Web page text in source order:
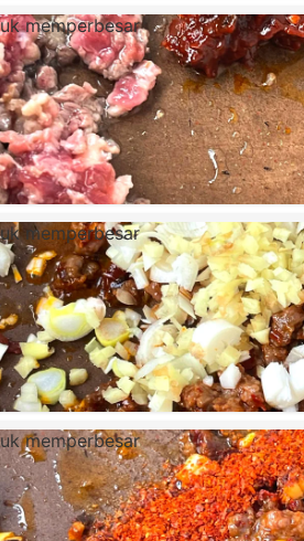
memperbesar
memperbesar
memperbesar